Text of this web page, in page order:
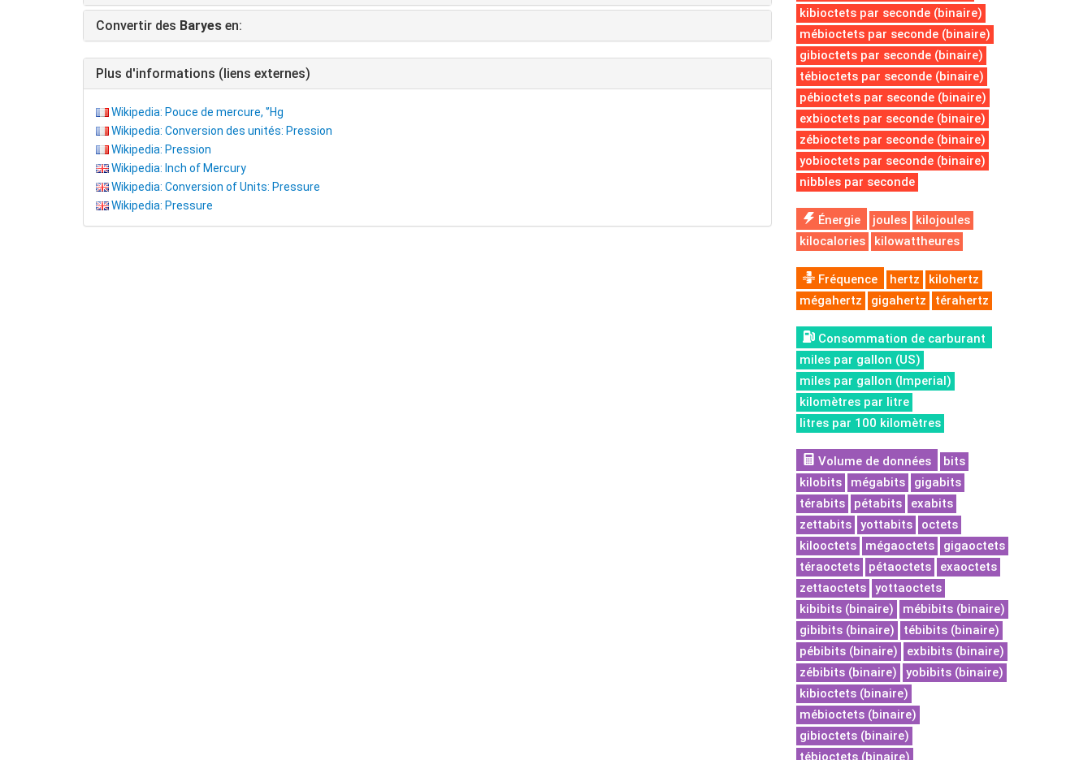
Convertir des Baryes en:
Plus d'informations (liens externes)
Wikipedia: Pouce de mercure, '’Hg
Wikipedia: Conversion des unités: Pression
Wikipedia: Pression
Wikipedia: Inch of Mercury
Wikipedia: Conversion of Units: Pressure
Wikipedia: Pressure
kibioctets par seconde (binaire)
mébioctets par seconde (binaire)
gibioctets par seconde (binaire)
tébioctets par seconde (binaire)
pébioctets par seconde (binaire)
exbioctets par seconde (binaire)
zébioctets par seconde (binaire)
yobioctets par seconde (binaire)
nibbles par seconde
Énergie joules
kilojoules
kilocalories
kilowattheures
Fréquence hertz
kilohertz
mégahertz
gigahertz térahertz
Consommation de carburant
miles par gallon (US)
miles par gallon (Imperial)
kilomètres par litre
litres par 100 kilomètres
Volume de données
bits
kilobits
mégabits
gigabits
térabits
pétabits
exabits
zettabits
yottabits
octets
kilooctets
mégaoctets
gigaoctets
téraoctets
pétaoctets
exaoctets
zettaoctets
yottaoctets
kibibits (binaire)
mébibits (binaire)
gibibits (binaire)
tébibits (binaire)
pébibits (binaire)
exbibits (binaire)
zébibits (binaire)
yobibits (binaire)
kibioctets (binaire)
mébioctets (binaire)
gibioctets (binaire)
tébioctets (binaire)